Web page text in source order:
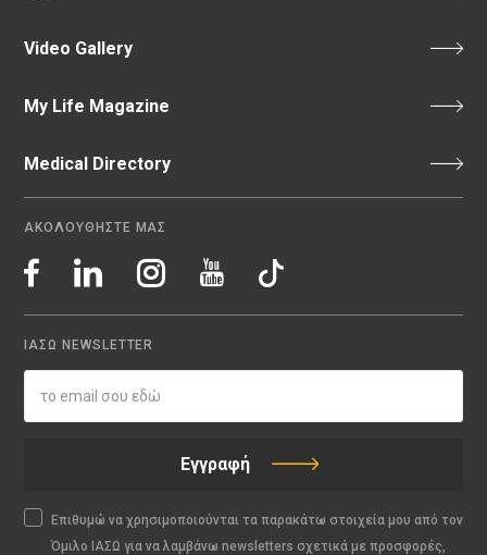
Video Gallery
My Life Magazine
Medical Directory
ΑΚΟΛΟΥΘΗΣΤΕ ΜΑΣ
ΙΑΣΩ NEWSLETTER
Εγγραφή
Επιθυμώ να χρησιμοποιούνται τα παρακάτω στοιχεία μου από τον
Όμιλο ΙΑΣΩ για να λαμβάνω newsletters σχετικά με προσφορές,